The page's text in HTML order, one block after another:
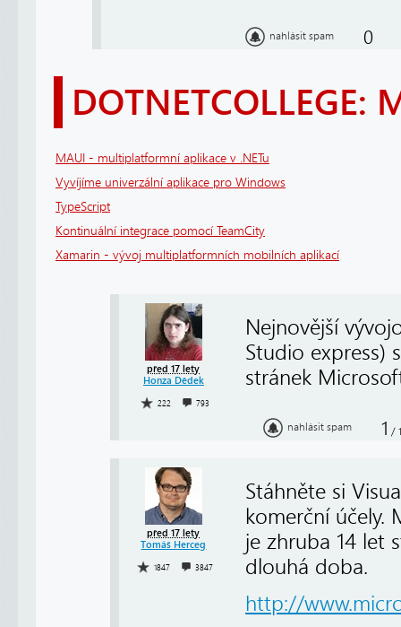
nahlásit spam 0
DOTNETCOLLEGE:
MAUI - multiplatformní aplikace v .NETu
Vyvíjíme univerzální aplikace pro Windows
TypeScript
Kontinuální integrace pomocí TeamCity
Xamarin - vývoj multiplatformních mobilních aplikací
před 17 lety
Honza Dědek
222 793
Nejnovější
Studio express)
stránek
nahlásit spam 1 / 1
před 17 lety
Tomáš Herceg
1847 3847
Stáhněte si
komerční účely.
je zhruba 14 let
dlouhá doba.
http://